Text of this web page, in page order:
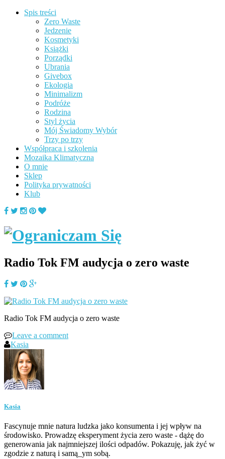
Spis treści
Zero Waste
Jedzenie
Kosmetyki
Książki
Porządki
Ubrania
Givebox
Ekologia
Minimalizm
Podróże
Rodzina
Styl życia
Mój Świadomy Wybór
Trzy po trzy
Współpraca i szkolenia
Mozaika Klimatyczna
O mnie
Sklep
Polityka prywatności
Klub
Radio Tok FM audycja o zero waste
Radio Tok FM audycja o zero waste
Leave a comment
Kasia
Kasia
Fascynuje mnie natura ludzka jako konsumenta i jej wpływ na
środowisko. Prowadzę eksperyment życia zero waste - dążę do
generowania jak najmniejszej ilości odpadów. Pokazuję, jak żyć w
zgodzie z naturą i samą_ym sobą.